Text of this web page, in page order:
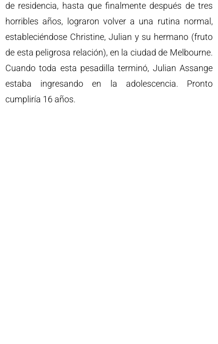
de residencia, hasta que finalmente después de tres
horribles años, lograron volver a una rutina normal,
estableciéndose Christine, Julian y su hermano (fruto
de esta peligrosa relación), en la ciudad de Melbourne.
Cuando toda esta pesadilla terminó, Julian Assange
estaba ingresando en la adolescencia. Pronto
cumpliría 16 años.